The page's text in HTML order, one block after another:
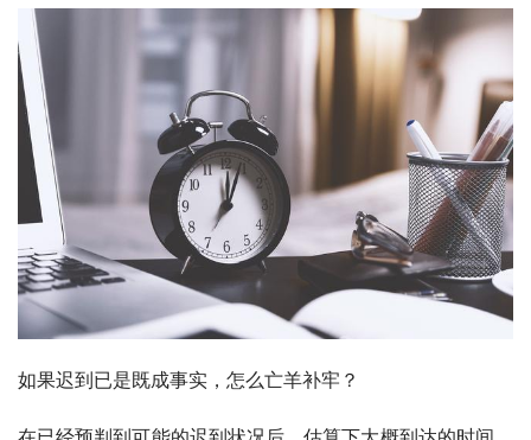
如果迟到已是既成事实，怎么亡羊补牢？